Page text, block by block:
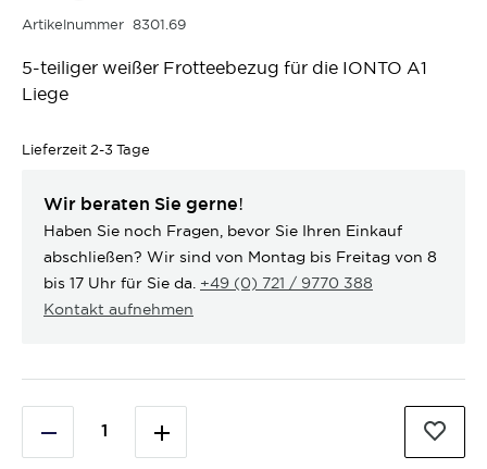
Artikelnummer 8301.69
5-teiliger weißer Frotteebezug für die IONTO A1
Liege
Lieferzeit 2-3 Tage
Wir beraten Sie gerne!
Haben Sie noch Fragen, bevor Sie Ihren Einkauf
abschließen? Wir sind von Montag bis Freitag von 8
bis 17 Uhr für Sie da. +49 (0) 721 / 9770 388
Kontakt aufnehmen